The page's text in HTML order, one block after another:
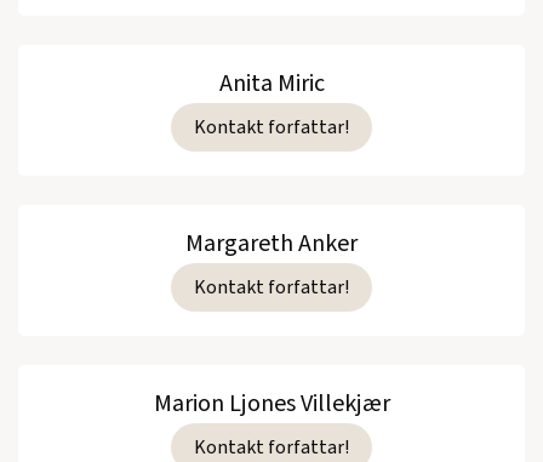
Anita Miric
Kontakt forfattar!
Margareth Anker
Kontakt forfattar!
Marion Ljones Villekjær
Kontakt forfattar!